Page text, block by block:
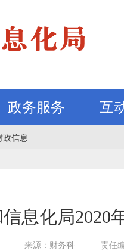
政务服务 互
政信息
息化局2020
来源：财务科 责任